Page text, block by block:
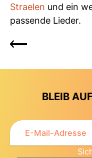
Straelen und ein
passende Lieder.
BLEIB